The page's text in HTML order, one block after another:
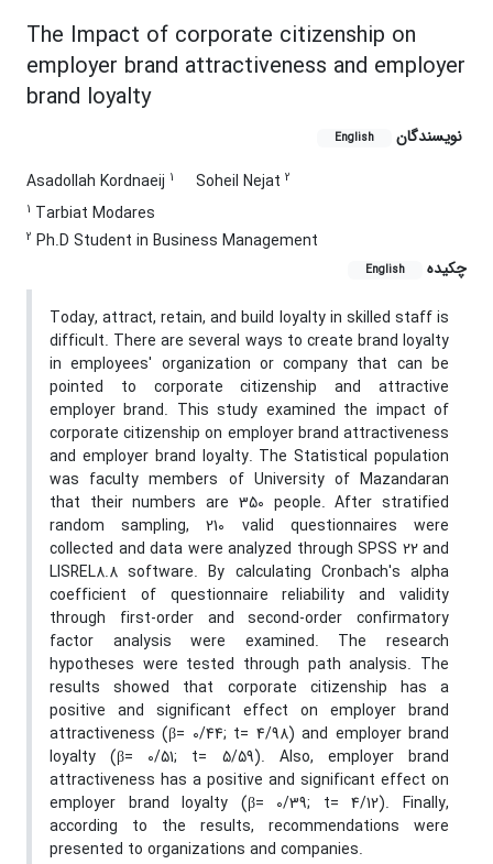
The Impact of corporate citizenship on
employer brand attractiveness and employer
brand loyalty
نویسندگان English
Asadollah Kordnaeij 1 Soheil Nejat 2
1 Tarbiat Modares
2 Ph.D Student in Business Management
چکیده
English
Today, attract, retain, and build loyalty in skilled staff is
difficult. There are several ways to create brand loyalty
in employees' organization or company that can be
pointed to corporate citizenship and attractive
employer brand. This study examined the impact of
corporate citizenship on employer brand attractiveness
and employer brand loyalty. The Statistical population
was faculty members of University of Mazandaran
that their numbers are 350 people. After stratified
random sampling, 210 valid questionnaires were
collected and data were analyzed through SPSS 22 and
LISREL8.8 software. By calculating Cronbach's alpha
coefficient of questionnaire reliability and validity
through first-order and second-order confirmatory
factor analysis were examined. The research
hypotheses were tested through path analysis. The
results showed that corporate citizenship has a
positive and significant effect on employer brand
attractiveness (β= 0/44; t= 4/98) and employer brand
loyalty (β= 0/51; t= 5/59). Also, employer brand
attractiveness has a positive and significant effect on
employer brand loyalty (β= 0/39; t= 4/12). Finally,
according to the results, recommendations were
presented to organizations and companies.